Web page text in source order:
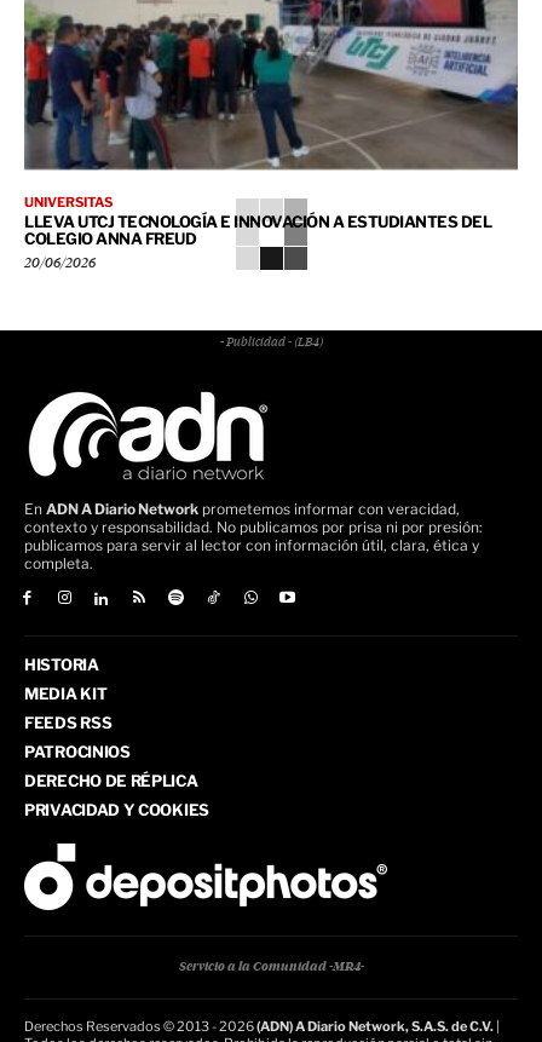
UNIVERSITAS
LLEVA UTCJ TECNOLOGÍA E INNOVACIÓN A ESTUDIANTES DEL
COLEGIO ANNA FREUD
20/06/2026
- Publicidad - (LB4)
En ADN A Diario Network prometemos informar con veracidad,
contexto y responsabilidad. No publicamos por prisa ni por presión:
publicamos para servir al lector con información útil, clara, ética y
completa.
HISTORIA
MEDIA KIT
FEEDS RSS
PATROCINIOS
DERECHO DE RÉPLICA
PRIVACIDAD Y COOKIES
Servicio a la Comunidad -MR4-
Derechos Reservados © 2013 - 2026(ADN) A Diario Network, S.A.S. de C.V.